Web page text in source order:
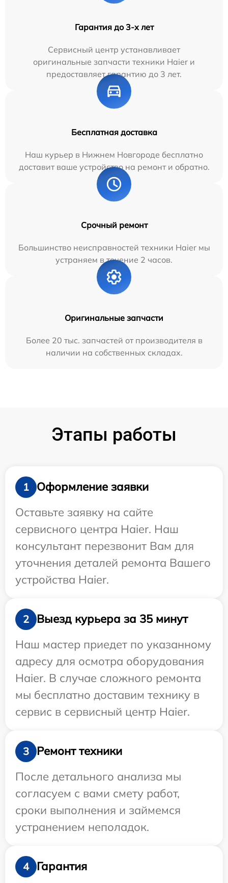
Гарантия до 3-х лет
Сервисный центр устанавливает
оригинальные запчасти техники Haier и
предоставляет гарантию до 3 лет.
Бесплатная доставка
Наш курьер в Нижнем Новгороде бесплатно
доставит ваше устройство на ремонт и обратно.
Срочный ремонт
Большинство неисправностей техники Haier мы
устраняем в течение 2 часов.
Оригинальные запчасти
Более 20 тыс. запчастей от производителя в
наличии на собственных складах.
Этапы работы
1
Оформление заявки
Оставьте заявку на сайте
сервисного центра Haier. Наш
консультант перезвонит Вам для
уточнения деталей ремонта Вашего
устройства Haier.
2
Выезд курьера за 35 минут
Наш мастер приедет по указанному
адресу для осмотра оборудования
Haier. В случае сложного ремонта
мы бесплатно доставим технику в
сервис в сервисный центр Haier.
3
Ремонт техники
После детального анализа мы
согласуем с вами смету работ,
сроки выполнения и займемся
устранением неполадок.
4 Гарантия